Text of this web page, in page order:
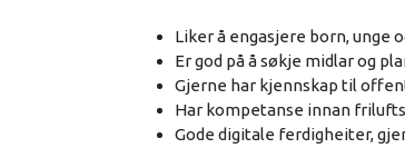
Liker å engasjere born, unge
Er god på å søkje midlar og
Gjerne har kjennskap til
Har kompetanse innan
Gode digitale ferdigheiter,